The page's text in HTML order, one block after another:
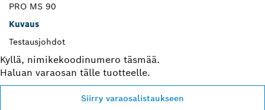
PRO MS 90
Kuvaus
Testausjohdot
Kyllä, nimikekoodinumero täsmää.
Haluan varaosan tälle tuotteelle.
Siirry varaosalistaukseen